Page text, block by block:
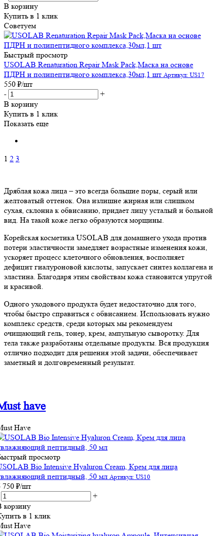
В корзину
Купить в 1 клик
Советуем
Быстрый просмотр
USOLAB Renaturation Repair Mask Pack,Маска на основе
ПДРН и полипептидного комплекса,30мл,1 шт Артикул: US17
550 ₽/шт
-
+
В корзину
Купить в 1 клик
Показать еще
1 2 3
Дряблая кожа лица – это всегда большие поры, серый или
желтоватый оттенок. Она излишне жирная или слишком
сухая, склонна к обвисанию, придает лицу усталый и больной
вид. На такой коже легко образуются морщины.
Корейская косметика USOLAB для домашнего ухода против
потери эластичности замедляет возрастные изменения кожи,
ускоряет процесс клеточного обновления, восполняет
дефицит гиалуроновой кислоты, запускает синтез коллагена и
эластина. Благодаря этим свойствам кожа становится упругой
и красивой.
Одного уходового продукта будет недостаточно для того,
чтобы быстро справиться с обвисанием. Использовать нужно
комплекс средств, среди которых мы рекомендуем
очищающий гель, тонер, крем, ампульную сыворотку. Для
тела также разработаны отдельные продукты. Вся продукция
отлично подходит для решения этой задачи, обеспечивает
заметный и долговременный результат.
have
Have
просмотр
Bio Intensive Hyaluron Cream, Крем для лица
пептидный, 50 мл Артикул: US10
750 ₽/шт
+
корзину
в 1 клик
Have